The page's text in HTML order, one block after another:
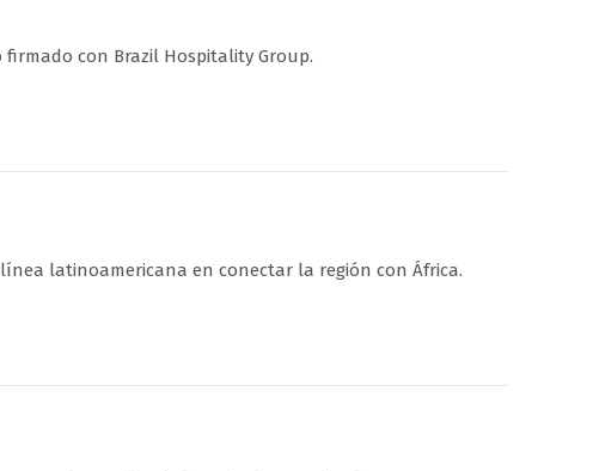
con Brazil Hospitality Group.
latinoamericana en conectar la región con África.